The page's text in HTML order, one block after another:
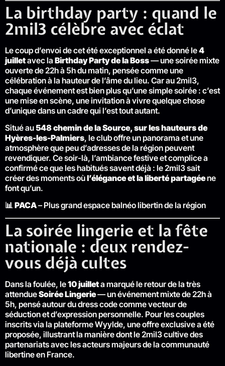
La birthday party : quand le
2mil3 célèbre avec éclat
Le coup d’envoi de cet été exceptionnel a été donné le4
juilletavec la Birthday Party de la Boss— une soirée mixte
ouverte de 22h à 5h du matin, pensée comme une
célébration à la hauteur de l’âme du lieu. Car au 2mil3,
chaque événement est bien plus qu’une simple soirée : c’est
une mise en scène, une invitation à vivre quelque chose
d’unique dans un cadre qui l’est tout autant.
Situé au548 chemin de la Source, sur les hauteurs de
Hyères-les-Palmiers, le club offre un panorama et une
atmosphère que peu d’adresses de la région peuvent
revendiquer. Ce soir-là, l’ambiance festive et complice a
confirmé ce que les habitués savent déjà : le 2mil3 sait
créer des moments oùl’élégance et la liberté partagéene
font qu’un.
📊PACA– Plus grand espace balnéo libertin de la région
La soirée lingerie et la fête
nationale : deux rendez-
vous déjà cultes
Dans la foulée, le10 juilleta marqué le retour de la très
attendueSoirée Lingerie— un événement mixte de 22h à
5h, pensé autour du dress code comme vecteur de
séduction et d’expression personnelle. Pour les couples
inscrits via la plateforme Wyylde, une offre exclusive a été
proposée, illustrant la manière dont le 2mil3 cultive des
partenariats avec les acteurs majeurs de la communauté
libertine en France.